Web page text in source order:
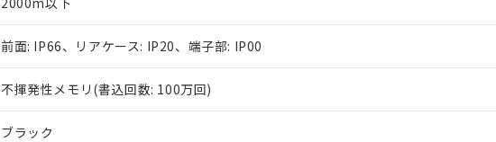
前面: IP66、リアケース: IP20、端子部: IP00
不揮発性メモリ(書込回数: 100万回)
ブラック